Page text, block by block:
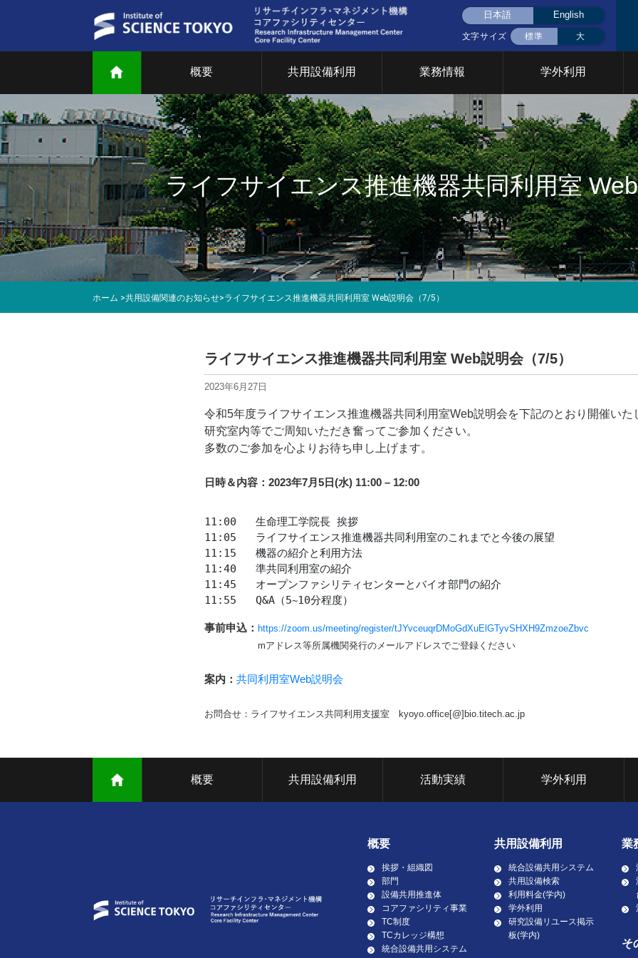
日本語 English
文字サイズ 標準 大
概要
ご挨拶 CFCについて
統合設備共
要
部門について
研究基盤戦略室 TCカレッジ事業推進室 設計製作部門
教育支援部門 情報基盤支援部門 安全管理 放
マイクロプロセス部門
ファシリティステーション
部門
設備共用推進
TCカレッジ 統合設備共用システム
共用設備利用
共用設備について 共用設備検索 統合設備共
業務情報
液体窒素(大岡山)
液体窒素(すずかけ
台)
イベント
2026年 2025年 2024年 2023年 2022年
年次報告
2026年 2025年 2024年 2023年 2022年
学外利用
ホーム >共用設備関連のお知らせ>ライフサイエンス推進機器共同利用室 Web説明会（7/5）
ライフサイエンス推進機器共同利用室
ライフサイエンス推進機器共同利用室 Web説明会（7/5）
2023年6月27日
令和5年度ライフサイエンス推進機器共同利用室Web説明会を下記のとおり開催いた
研究室内等でご周知いただき奮ってご参加ください。
多数のご参加を心よりお待ち申し上げます。
日時＆内容：2023年7月5日(水) 11:00 – 12:00
11:00  	生命理工学院長 挨拶
11:05	ライフサイエンス推進機器共同利用室のこれまでと今後の展望
11:15  	機器の紹介と利用方法
11:40	準共同利用室の紹介
11:45	オープンファシリティセンターとバイオ部門の紹介
11:55　	Q&A（5~10分程度）
事前申込： https://zoom.us/meeting/register/tJYvceuqrDMoGdXuElGTyvSHXH9ZmzoeZbvc
mアドレス等所属機関発行のメールアドレスでご登録ください
案内： 共同利用室Web説明会
お問合せ：ライフサイエンス共同利用支援室 kyoyo.office[@]bio.titech.ac.jp
概要 共用設備利用 活動実績 学外利用
概要
挨拶・組織図
部門
設備共用推進体
コアファシリティ事業
TC制度
TCカレッジ構想
統合設備共用システム
共用設備利用
統合設備共用システム
共用設備検索
利用料金(学内)
学外利用
研究設備リユース掲示
板(学内)
業
そ